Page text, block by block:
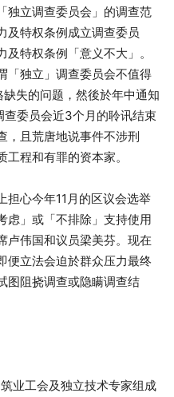
独立调查委员会」的调查范
及特权条例成立调查委员
特权条例「意义不大」。
「独立」调查委员会不值得
失的问题，然後於年中通知
委员会近3个月的聆讯结束
，且荒唐地说事件不涉刑
程和有罪的资本家。
担心今年11月的区议会选举
虑」或「不排除」支持使用
卢伟国和议员梁美芬。现在
便立法会迫於群众压力最终
图阻挠调查或隐瞒调查结
业工会及独立技术专家组成